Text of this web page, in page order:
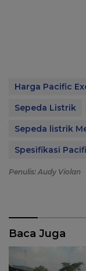
Harga Pacific
Sepeda Listrik
Sepeda listrik
Spesifikasi
Penulis: Audy Violan
Baca Juga